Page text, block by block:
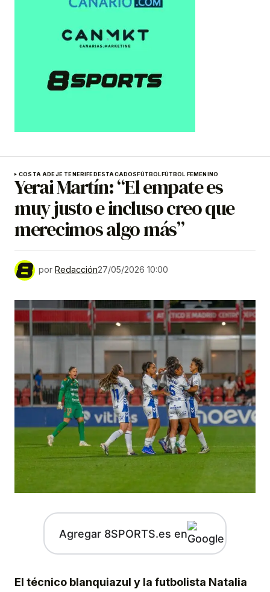
COSTA ADEJE TENERIFEDESTACADOSFÚTBOLFÚTBOL FEMENINO
Yerai Martín: “El empate es
muy justo e incluso creo que
merecimos algo más”
por Redacción27/05/2026 10:00
Agregar 8SPORTS.es en
El técnico blanquiazul y la futbolista Natalia